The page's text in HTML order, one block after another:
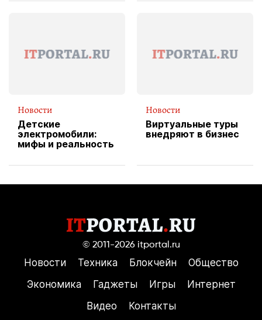
Новости
Детские
электромобили:
мифы и реальность
Новости
Виртуальные туры
внедряют в бизнес
© 2011-2026 itportal.ru
Новости Техника Блокчейн
Общество
Экономика
Гаджеты Игры
Интернет
Видео
Контакты